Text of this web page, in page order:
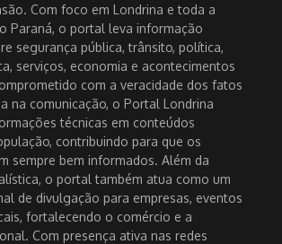
Com foco em Londrina e toda a
Paraná, o portal leva informação
segurança pública, trânsito, política,
serviços, economia e acontecimentos
com a veracidade dos fatos
na comunicação, o Portal Londrina
técnicas em conteúdos
contribuindo para que os
sempre bem informados. Além da
o portal também atua como um
de divulgação para empresas, eventos
fortalecendo o comércio e a
Com presença ativa nas redes